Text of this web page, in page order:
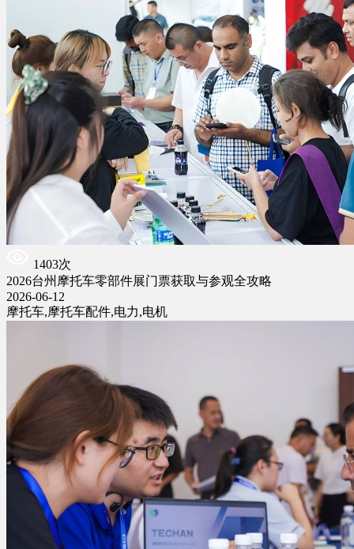
1403次
2026台州摩托车零部件展门票获取与参观全攻略
2026-06-12
摩托车,摩托车配件,电力,电机